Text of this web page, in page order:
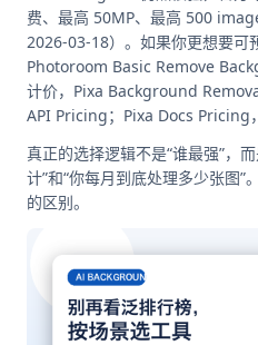
费、最高 50MP、最高 500
2026-03-18）。如果你更想要可
Photoroom Basic Remove
计价，Pixa Background
API Pricing；Pixa Docs Pricing
真正的选择逻辑不是“谁最强”，
计”和“你每月到底处理多少张图
的区别。